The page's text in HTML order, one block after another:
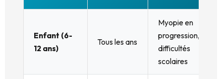
Enfant (6-
12 ans)
Tous les ans
Myopie en
progression,
difficultés
scolaires